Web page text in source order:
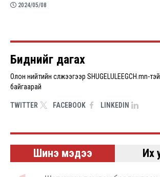
2024/05/08
Биднийг дагах
Олон нийтийн сүлжээгээр SHUGELULEEGCH.mn-
байгаарай
TWITTER FACEBOOK LINKEDIN
Шинэ мэдээ Их